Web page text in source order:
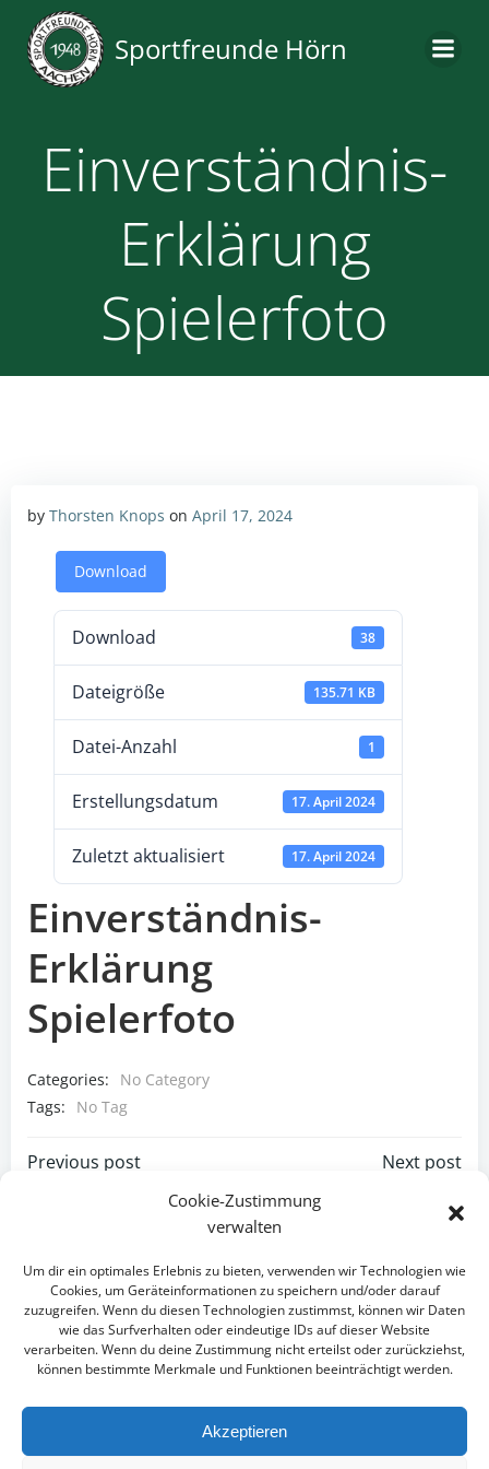
Cookie-Zustimmung
verwalten
Um dir ein optimales Erlebnis zu bieten, verwenden wir Technologien wie
Cookies, um Geräteinformationen zu speichern und/oder darauf
zuzugreifen. Wenn du diesen Technologien zustimmst, können wir Daten
wie das Surfverhalten oder eindeutige IDs auf dieser Website
verarbeiten. Wenn du deine Zustimmung nicht erteilst oder zurückziehst,
können bestimmte Merkmale und Funktionen beeinträchtigt werden.
Akzeptieren
Inhalt
springen
Sportfreunde Hörn
Einverständnis-
Erklärung
Spielerfoto
by Thorsten Knops on April 17, 2024
Download
Download 38
Dateigröße 135.71 KB
Datei-Anzahl 1
Erstellungsdatum 17. April 2024
Zuletzt aktualisiert 17. April 2024
Einverständnis-
Erklärung
Spielerfoto
Categories:
No Category
Tags:
No Tag
Post
navigation
Previous post
navigation
Next post
Comments are closed